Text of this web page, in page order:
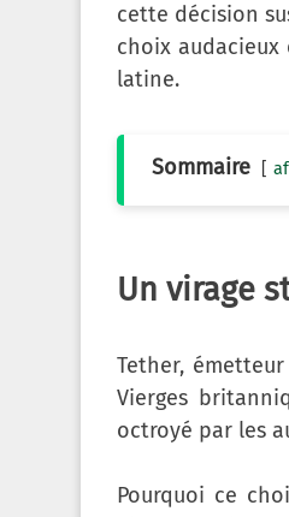
cette décision
choix
latine.
Sommaire
Un virage
Tether,
Vierges
octroyé par les
Pourquoi ce